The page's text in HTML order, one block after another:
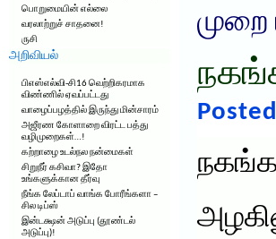
பொறுமையின் எல்லை
வரலாற்றுச் சாதனை!
ருசி
அறிவியல்
பிஎஸ்எல்வி-சி16 வெற்றிகரமாக
விண்ணில் ஏவப்பட்டது
வாழைப்பழத்தில் இருந்து மின்சாரம்
அஜீரண கோளாறை விரட்ட பத்து
வழிமுறைகள்…!
கற்றாழை உடல்நல நன்மைகள்
சிறுநீர் கசிவா? இதோ
உங்களுக்கான தீர்வு
நீங்க லேப்டாப் வாங்க போரீங்களா –
சில டிப்ஸ்
இன்டக்ஷன் அடுப்பு (தூண்டல்
அடுப்பு)!
முறை